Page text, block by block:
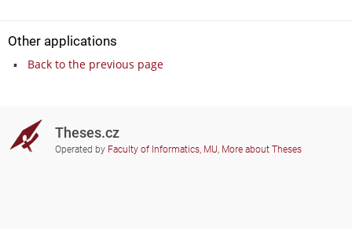
Other applications
Back to the previous page
Theses.cz
Operated by Faculty of Informatics, MU, More about Theses